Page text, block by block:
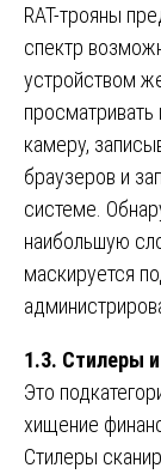
RAT-трояны
спектр
устройством
просматривать
камеру,
браузеров и
системе.
наибольшую
маскируется
1.3. Стилеры
Это
хищение
Стилеры